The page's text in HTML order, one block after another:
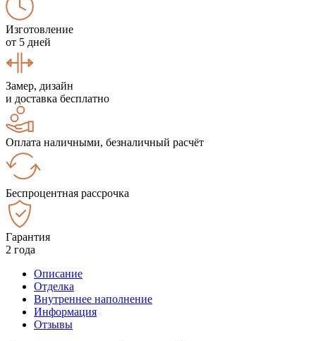
Изготовление
от 5 дней
Замер, дизайн
и доставка бесплатно
Оплата наличными, безналичный расчёт
Беспроцентная рассрочка
Гарантия
2 года
Описание
Отделка
Внутреннее наполнение
Информация
Отзывы